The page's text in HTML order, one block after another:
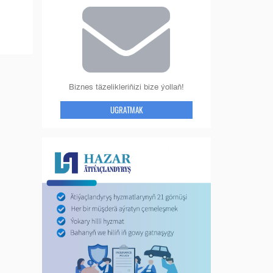
Biznes täzelikleriňizi bize ýollaň!
UGRATMAK